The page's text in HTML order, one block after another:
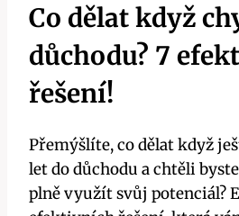
Co dělat když
důchodu? 7
řešení!
Přemýšlíte, co dělat když
let do důchodu a chtěli
plně využít svůj potenciál?